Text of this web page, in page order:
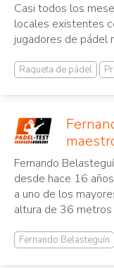
Casi todos los
locales existentes
jugadores de pádel
Raqueta de pádel
Fernando
desde hace 16
a uno de los
altura de 36 metros
Fernando Belasteguín